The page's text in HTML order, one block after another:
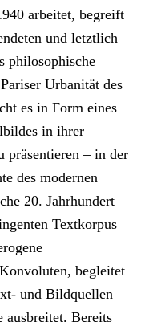
arbeitet, begreift
und letztlich
philosophische
Urbanität des
es in Form eines
in ihrer
präsentieren – in der
des modernen
20. Jahrhundert
Textkorpus
begleitet
und Bildquellen
ausbreitet. Bereits